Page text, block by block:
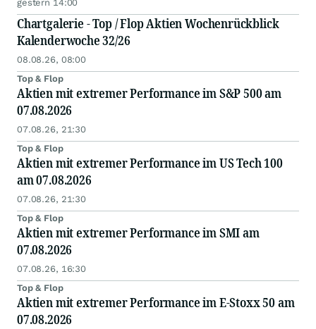
gestern 14:00
Chartgalerie - Top / Flop Aktien Wochenrückblick
Kalenderwoche 32/26
08.08.26, 08:00
Top & Flop
Aktien mit extremer Performance im S&P 500 am
07.08.2026
07.08.26, 21:30
Top & Flop
Aktien mit extremer Performance im US Tech 100
am 07.08.2026
07.08.26, 21:30
Top & Flop
Aktien mit extremer Performance im SMI am
07.08.2026
07.08.26, 16:30
Top & Flop
Aktien mit extremer Performance im E-Stoxx 50 am
07.08.2026